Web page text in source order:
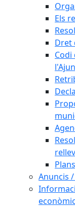
Els
Dret
Codi
Anuncis